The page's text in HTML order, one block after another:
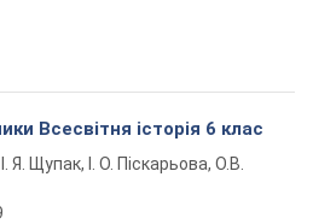
Всесвітня історія 6 клас
І. Я. Щупак, І. О. Піскарьова, О.В.